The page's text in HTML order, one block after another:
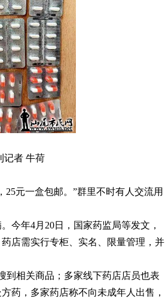
记者 牛荷
元一盒包邮。”群里不时有人交流用
今年4月20日，国家药监局等发文，
店需实行专柜、实名、限量管理，并
到相关商品；多家线下药店店员也表
药，多家药店称不向未成年人出售，